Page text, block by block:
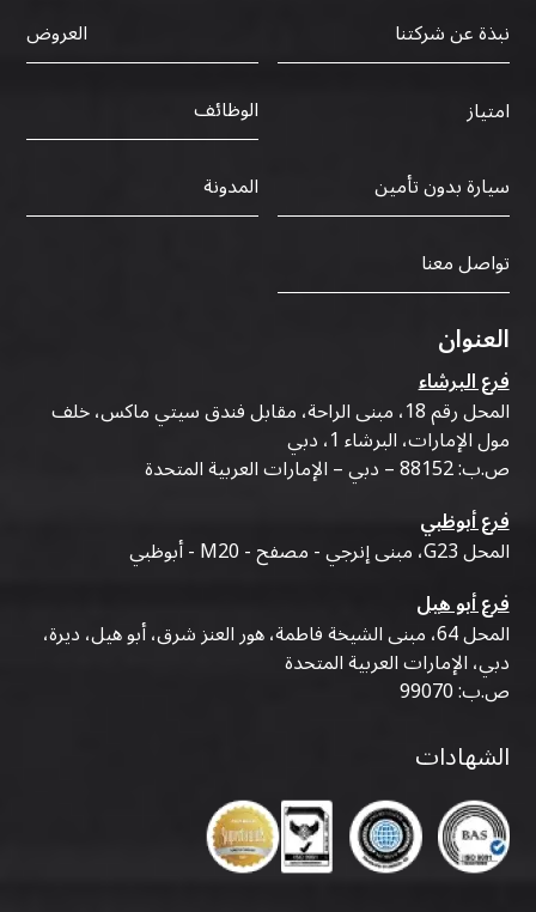
نبذة عن شركتنا
العروض
امتياز
الوظائف
سيارة بدون تأمين
المدونة
تواصل معنا
العنوان
فرع البرشاء
المحل رقم 18، مبنى الراحة، مقابل فندق سيتي ماكس، خلف
مول الإمارات، البرشاء 1، دبي
ص.ب: 88152 – دبي – الإمارات العربية المتحدة
فرع أبوظبي
المحل G23، مبنى إنرجي - مصفح - M20 - أبوظبي
فرع أبو هيل
المحل 64، مبنى الشيخة فاطمة، هور العنز شرق، أبو هيل، ديرة،
دبي، الإمارات العربية المتحدة
ص.ب: 99070
الشهادات